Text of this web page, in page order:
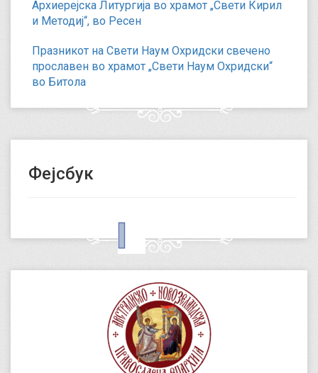
Архиерејска Литургија во храмот „Свети Кирил
и Методиј“, во Ресен
Празникот на Свети Наум Охридски свечено
прославен во храмот „Свети Наум Охридски“
во Битола
Фејсбук